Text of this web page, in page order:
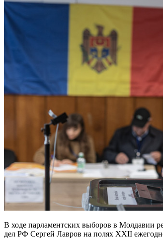
В ходе парламентских выборов в Молдавии
дел РФ Сергей Лавров на полях XXII